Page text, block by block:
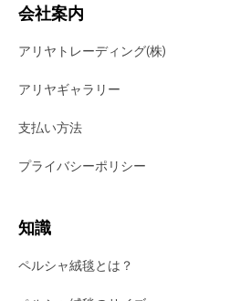
会社案内
アリヤトレーディング(株)
アリヤギャラリー
支払い方法
プライバシーポリシー
知識
ペルシャ絨毯とは？